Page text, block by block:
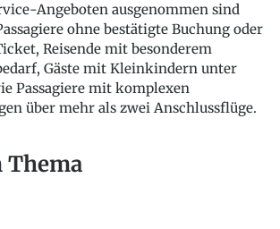
Angeboten ausgenommen sind
ohne bestätigte Buchung oder
Reisende mit besonderem
Gäste mit Kleinkindern unter
Passagiere mit komplexen
über mehr als zwei Anschlussflüge.
Thema